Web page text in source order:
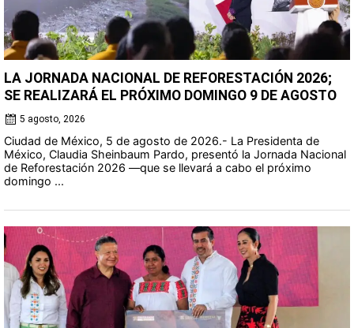
LA JORNADA NACIONAL DE REFORESTACIÓN 2026;
SE REALIZARÁ EL PRÓXIMO DOMINGO 9 DE AGOSTO
5 agosto, 2026
Ciudad de México, 5 de agosto de 2026.- La Presidenta de
México, Claudia Sheinbaum Pardo, presentó la Jornada Nacional
de Reforestación 2026 —que se llevará a cabo el próximo
domingo ...